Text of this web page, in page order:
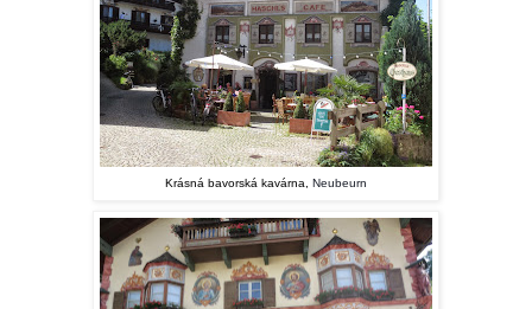
Krásná bavorská kavárna, Neubeurn